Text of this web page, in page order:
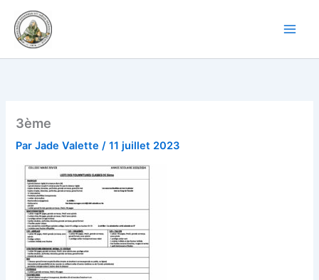
contenu
3ème
ParJade Valette/11 juillet 2023